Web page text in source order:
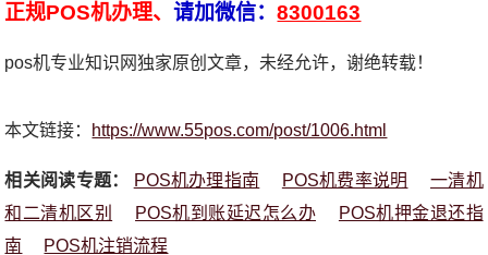
正规POS机办理、请加微信：8300163
pos机专业知识网独家原创文章，未经允许，谢绝转载！
本文链接： https://www.55pos.com/post/1006.html
相关阅读专题： POS机办理指南 POS机费率说明
一清机
和二清机区别
POS机到账延迟怎么办
POS机押金退还指
南
POS机注销流程